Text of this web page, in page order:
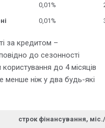
0,01%
0,01%
за кредитом –
до сезонності
до 4 місяців
менше ніж у два будь-які
строк фінансування,